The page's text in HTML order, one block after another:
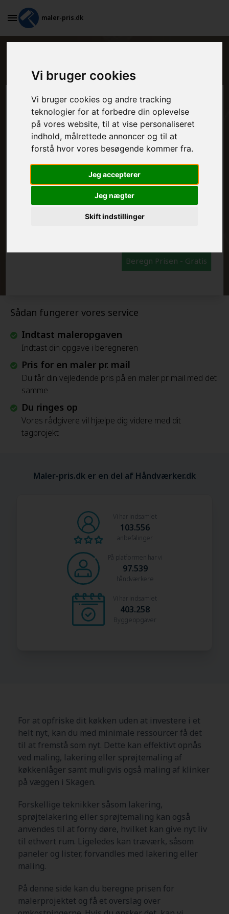
Vi bruger cookies
Vi bruger cookies og andre tracking
teknologier for at forbedre din oplevelse
på vores website, til at vise personaliseret
indhold, målrettede annoncer og til at
forstå hvor vores besøgende kommer fra.
Jeg accepterer
Jeg nægter
Skift indstillinger
maler-pris.dk
Sådan fungerer vores service
Indtast maleropgaven
Indtast din opgave i beregneren
Pris for en maler pr. mail
Du får din vejledende pris på en maler pr. mail med det
samme
Du ringes op
Vores rådgivere vil hjælpe dig videre med dit
tagprojekt
Beregn prisen her
MALEROPGAVER - INDVENDIGT:
MALEROPGAVER - UDVENDIGT:
FRAFLYTNINGSPAKKE:
Beregn Prisen - Gratis
Maler-pris.dk er en del af Håndværker.dk
Vi har indsamlet
103.556
anbefalinger
På platformen har vi
97.539
håndværkere
Vi har indsamlet
403.258
Byggeopgaver
For at opfriske dit køkken uden at investere i et
helt nyt, kan du med minimale ressourcer få det
til at fremstå som nyt. Dette kan effektivt opnås
ved maling, lakering eller sprøjtemaling af
køkkenlåger samt muligvis også maling af klinker
på væggen i Skagen.
Forskellige teknikker såsom lakering,
sprøjtelakering eller sprøjtemaling kan også
anvendes til at forny døre, hvilket kan give nyt liv
til ethvert rum. Ligeledes kan træværk, såsom
paneler og lister, forvandles med lakering eller
maling.
På denne side kan du beregne prisen for
malerprojektet og få et overslag over